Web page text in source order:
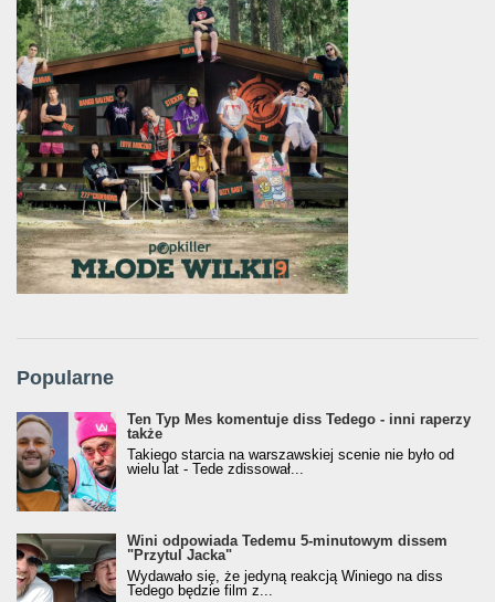
Popularne
Ten Typ Mes komentuje diss Tedego - inni raperzy
także
Takiego starcia na warszawskiej scenie nie było od
wielu lat - Tede zdissował...
Wini odpowiada Tedemu 5-minutowym dissem
"Przytul Jacka"
Wydawało się, że jedyną reakcją Winiego na diss
Tedego będzie film z...